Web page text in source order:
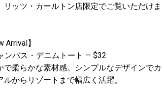
リッツ・カールトン店限定でご覧いただけま
Arrival】
ンバス・デニムトート — $32
で柔らかな素材感。シンプルなデザインでカ
ルからリゾートまで幅広く活躍。